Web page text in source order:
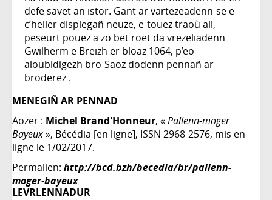
defe savet an istor. Gant ar vartezeadenn-se e
c’heller displegañ neuze, e-touez traoù all,
peseurt pouez a zo bet roet da vrezeliadenn
Gwilherm e Breizh er bloaz 1064, p’eo
aloubidigezh bro-Saoz dodenn pennañ ar
broderez .
MENEGIÑ AR PENNAD
Aozer : Michel Brand'Honneur, «Pallenn-moger
Bayeux», Bécédia [en ligne], ISSN 2968-2576, mis en
ligne le 1/02/2017.
Permalien: http://bcd.bzh/becedia/br/pallenn-
moger-bayeux
LEVRLENNADUR